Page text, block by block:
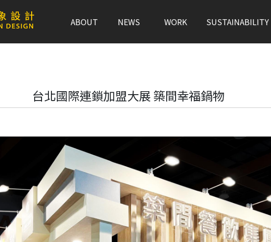
ABOUT NEWS WORK SUSTAINABILITY
台北國際連鎖加盟大展 築間幸福鍋物